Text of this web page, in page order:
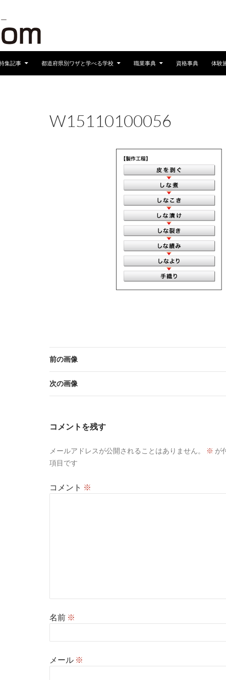
集記事
都道府県別ワザと学べる学校 職業事典 資格事典 体験
W15110100056
前の画像
次の画像
コメントを残す
メールアドレスが公開されることはありません。 ※ が
項目です
コメント ※
名前 ※
メール ※